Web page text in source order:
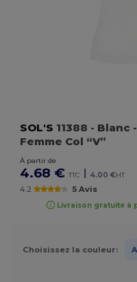
SOL'S 11388 - Blanc
Femme Col “V”
À partir de
4.68 € TTC | 4.00 €HT
4.2 5 Avis
Livraison gratuite à
Choisissez la couleur: